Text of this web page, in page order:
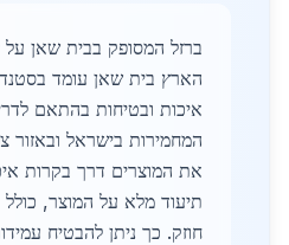
ברזל המסופק בבית שאן על
הארץ בית שאן עומד
איכות ובטיחות בהתאם
המחמירות בישראל ובאזור
את המוצרים דרך בקרות
תיעוד מלא על המוצר, כולל
חוזק. כך ניתן להבטיח